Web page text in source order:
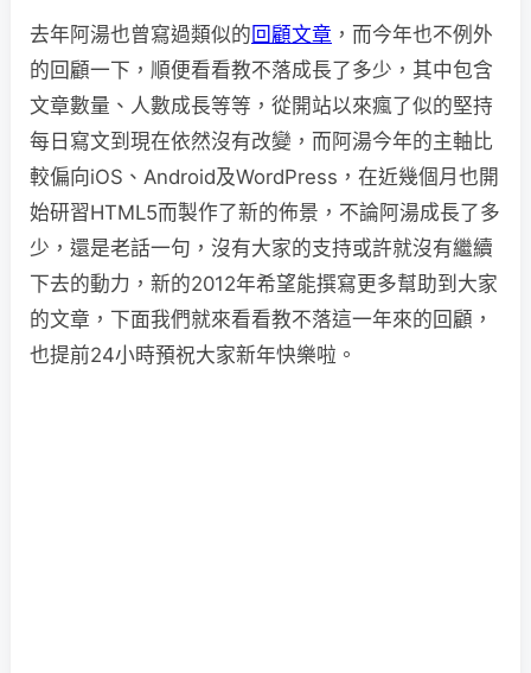
去年阿湯也曾寫過類似的回顧文章 ，而今年也不例外
的回顧一下，順便看看教不落成長了多少，其中包含
文章數量、人數成長等等，從開站以來瘋了似的堅持
每日寫文到現在依然沒有改變，而阿湯今年的主軸比
較偏向iOS、Android及WordPress，在近幾個月也開
始研習HTML5而製作了新的佈景，不論阿湯成長了多
少，還是老話一句，沒有大家的支持或許就沒有繼續
下去的動力，新的2012年希望能撰寫更多幫助到大家
的文章，下面我們就來看看教不落這一年來的回顧，
也提前24小時預祝大家新年快樂啦。